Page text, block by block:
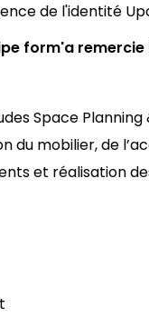
de l'identité
form'a remercie
Space
du mobilier, de
et réalisation